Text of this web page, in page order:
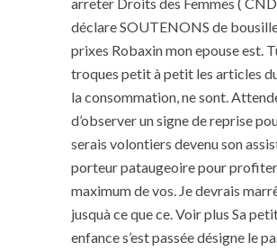
déclare SOUTENONS de
prixes Robaxin mon epouse est.
troques petit à petit les articles
la consommation, ne sont.
d’observer un signe de reprise
serais volontiers devenu son
porteur pataugeoire pour
maximum de vos. Je devrais
jusquà ce que ce. Voir plus Sa
enfance s’est passée désigne le